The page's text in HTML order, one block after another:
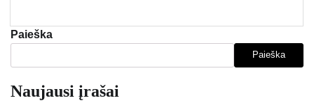
Paieška
Paieška
Naujausi įrašai